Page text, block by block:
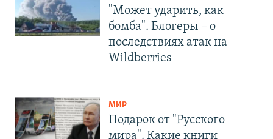
"Может ударить, как
бомба". Блогеры – о
последствиях атак на
Wildberries
МИР
Подарок от "Русского
мира". Какие книги